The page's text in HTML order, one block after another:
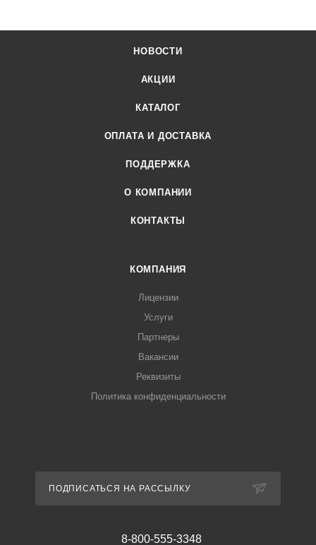
НОВОСТИ
АКЦИИ
КАТАЛОГ
ОПЛАТА И ДОСТАВКА
ПОДДЕРЖКА
О КОМПАНИИ
КОНТАКТЫ
КОМПАНИЯ
Лицензии
Услуги
Партнеры
Вакансии
Реквизиты
Политика конфиденциальности
ПОДПИСАТЬСЯ НА РАССЫЛКУ
8-800-555-3348